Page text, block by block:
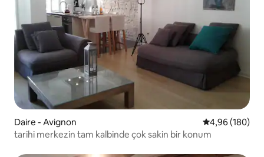
Daire - Avignon 5 üzerinden
4,96 (180)
tarihi merkezin tam kalbinde çok sakin bir konum